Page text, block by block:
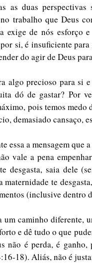
as duas
trabalho que Deus
exige de nós esforço
si, é insuficiente
do agir de Deus
algo precioso para si
dó de gastar? Por
pois temos
demasiado cansaço,
essa a mensagem
vale a pena
desgasta, saia dele
maternidade te
(inclusive dentro
um caminho diferente,
e dê tudo o que
não é perda, é ganho,
18). Aliás, não é